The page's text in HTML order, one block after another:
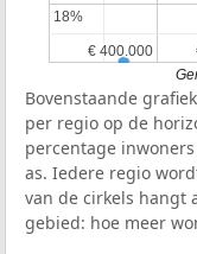
€ 400.000
€ 400.000
18%
18%
Bovenstaande
per regio op de
percentage
as. Iedere regio
van de cirkels hangt
gebied: hoe meer